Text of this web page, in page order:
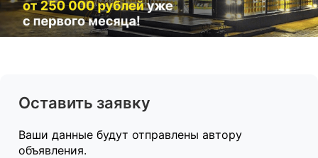
Оставить заявку
Ваши данные будут отправлены автору
объявления.